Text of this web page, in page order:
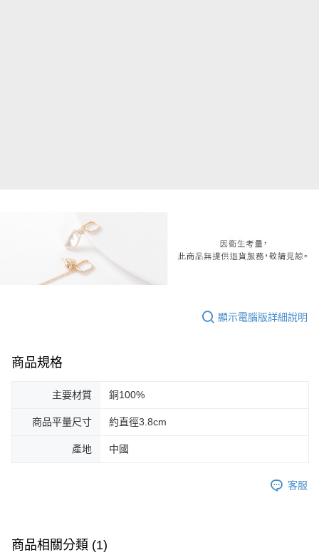
顯示電腦版詳細說明
商品規格
主要材質 銅100%
商品平量尺寸 約直徑3.8cm
產地 中國
客服
商品相關分類 (1)